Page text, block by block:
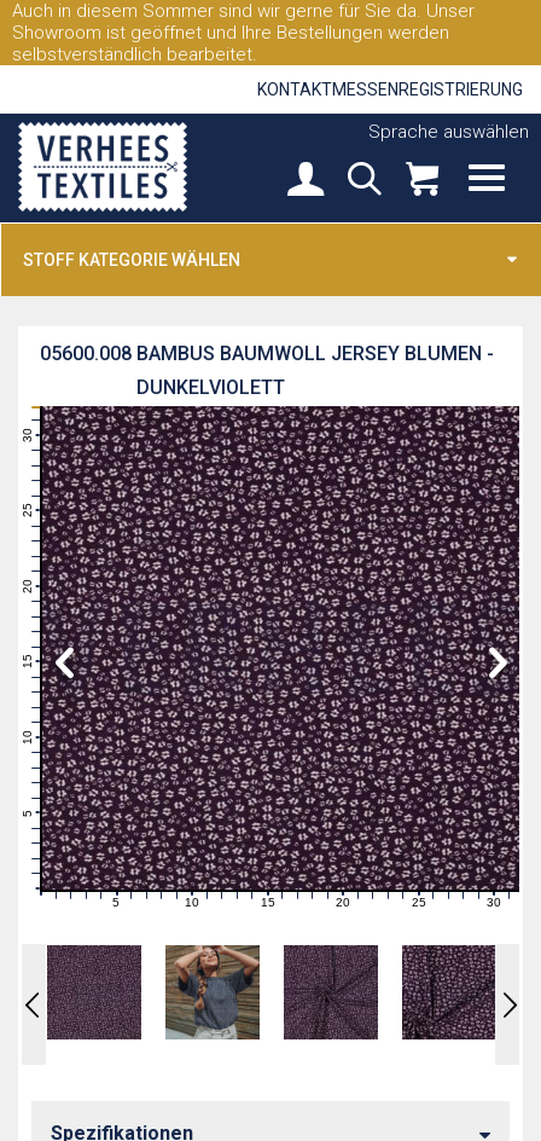
Auch in diesem Sommer sind wir gerne für Sie da. Unser
Showroom ist geöffnet und Ihre Bestellungen werden
selbstverständlich bearbeitet.
KONTAKTMESSEN REGISTRIERUNG
Sprache auswählen
STOFF KATEGORIE WÄHLEN
BAMBUS BAUMWOLL JERSEY BLUMEN -
DUNKELVIOLETT
05600.008
0
2
3
4
5
6
7
8
9
10
11
12
13
14
15
16
17
18
19
20
21
22
23
24
25
26
27
28
29
30
31
0 1 2 3 4 5 6 7 891011121314 15161718192021222324252627282930 31
Spezifikationen